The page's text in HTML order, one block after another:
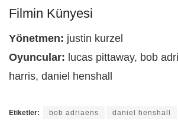
Filmin Künyesi
Yönetmen: justin kurzel
Oyuncular: lucas pittaway, bob
harris, daniel henshall
Etiketler: bob adriaens daniel henshall